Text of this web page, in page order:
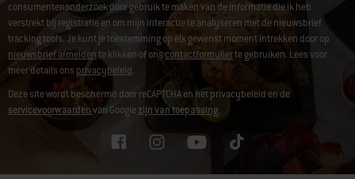
consumentenonderzoek door gebruik te maken van de informatie die ik heb
verstrekt bij registratie en om mijn interactie te analyseren met de nieuwsbrief
tracking tools. Je kunt je toestemming op elk gewenst moment intrekken door op
nieuwsbrief afmeldente klikken of onscontactformulierte gebruiken. Lees voor
meer details onsprivacybeleid.
Deze site wordt beschermd door reCAPTCHA en het privacybeleid en de
servicevoorwaardenvan Googlezijn van toepassing.